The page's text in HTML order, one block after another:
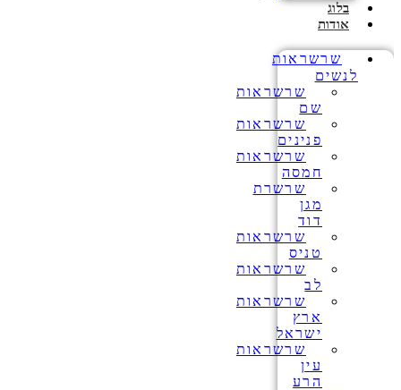
בלוג
אודות
שרשראות
לנשים
שרשראות
שם
שרשראות
פנינים
שרשראות
חמסה
שרשרת
מגן
דוד
שרשראות
טניס
שרשראות
לב
שרשראות
ארץ
ישראל
שרשראות
עין
הרע